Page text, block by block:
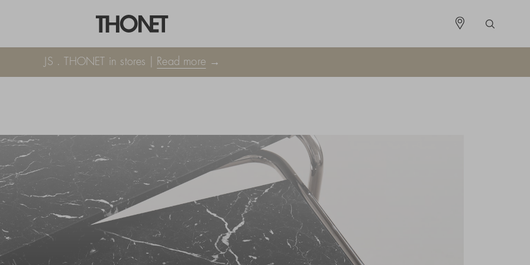
JS . THONET in stores | Read more →